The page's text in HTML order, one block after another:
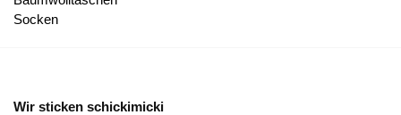
Socken
Wir sticken schickimicki